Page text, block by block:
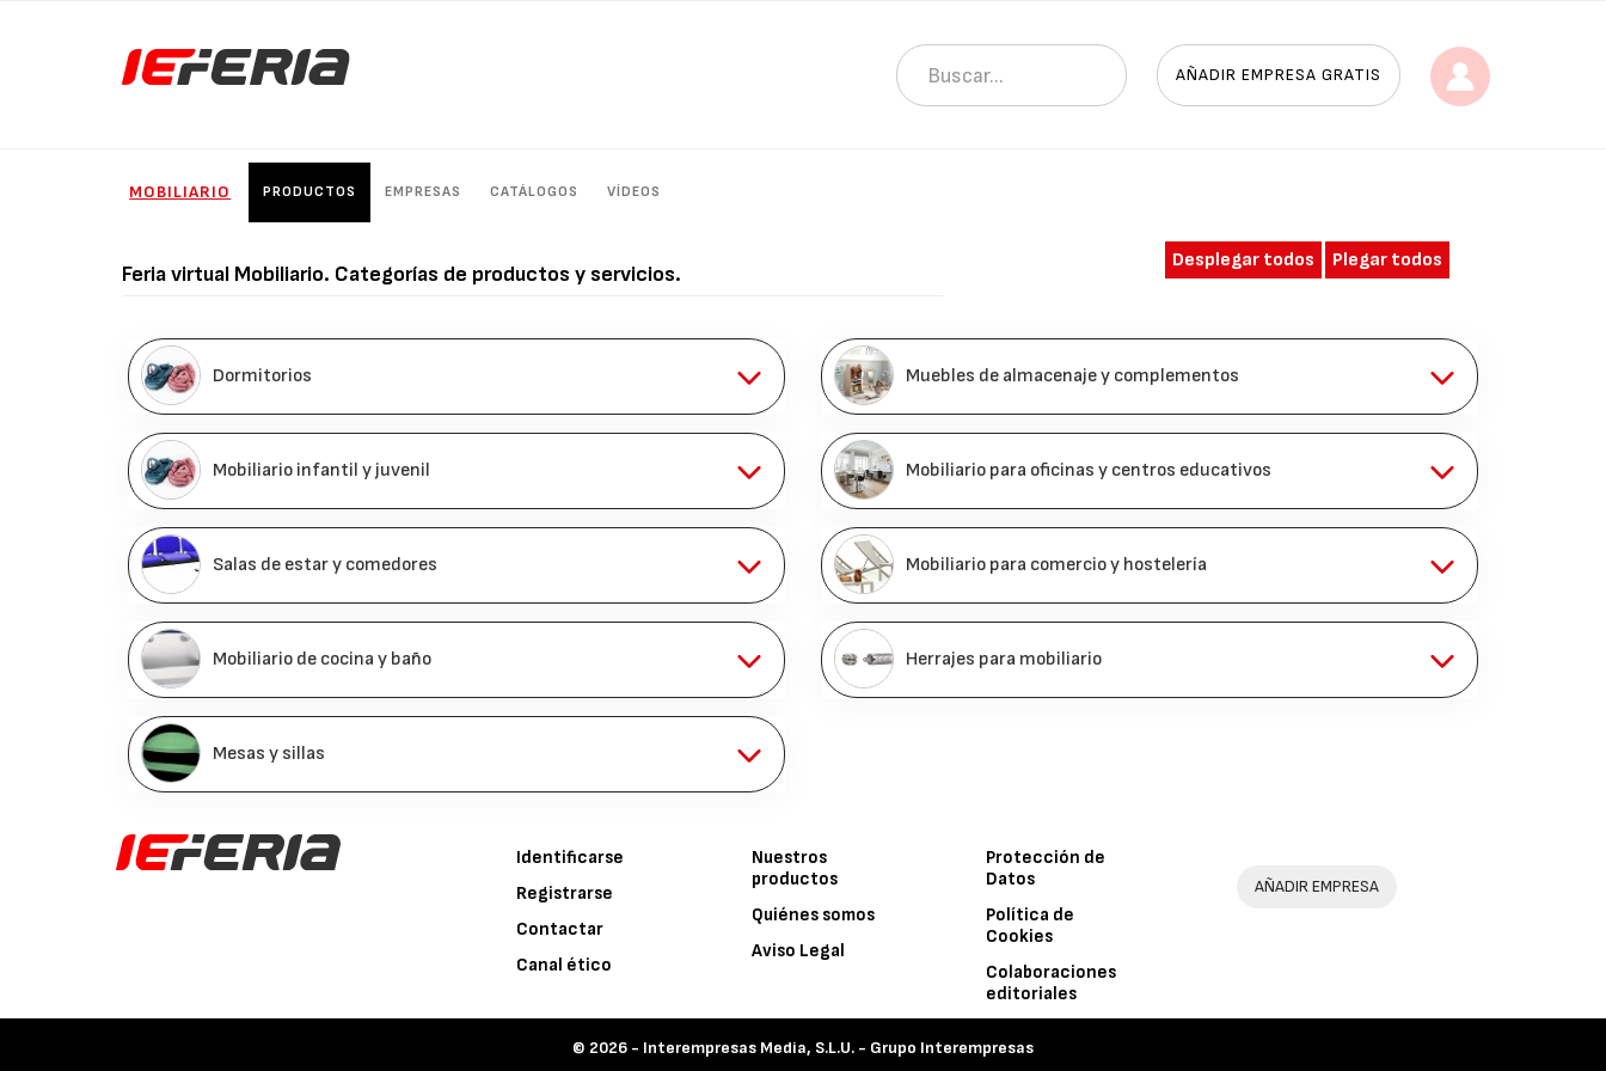
AÑADIR EMPRESA GRATIS
MOBILIARIO PRODUCTOS EMPRESAS CATÁLOGOS VÍDEOS
Feria virtual Mobiliario. Categorías de productos y servicios.
Desplegar todos Plegar todos
Dormitorios
Mobiliario infantil y juvenil
Salas de estar y comedores
Mobiliario de cocina y baño
Mesas y sillas
Muebles de almacenaje y complementos
Mobiliario para oficinas y centros educativos
Mobiliario para comercio y hostelería
Herrajes para mobiliario
Identificarse
Registrarse
Contactar
Canal ético
Nuestros
productos
Quiénes somos
Aviso Legal
Protección de
Datos
Política de
Cookies
Colaboraciones
editoriales
AÑADIR EMPRESA
© 2026 - Interempresas Media, S.L.U. - Grupo Interempresas